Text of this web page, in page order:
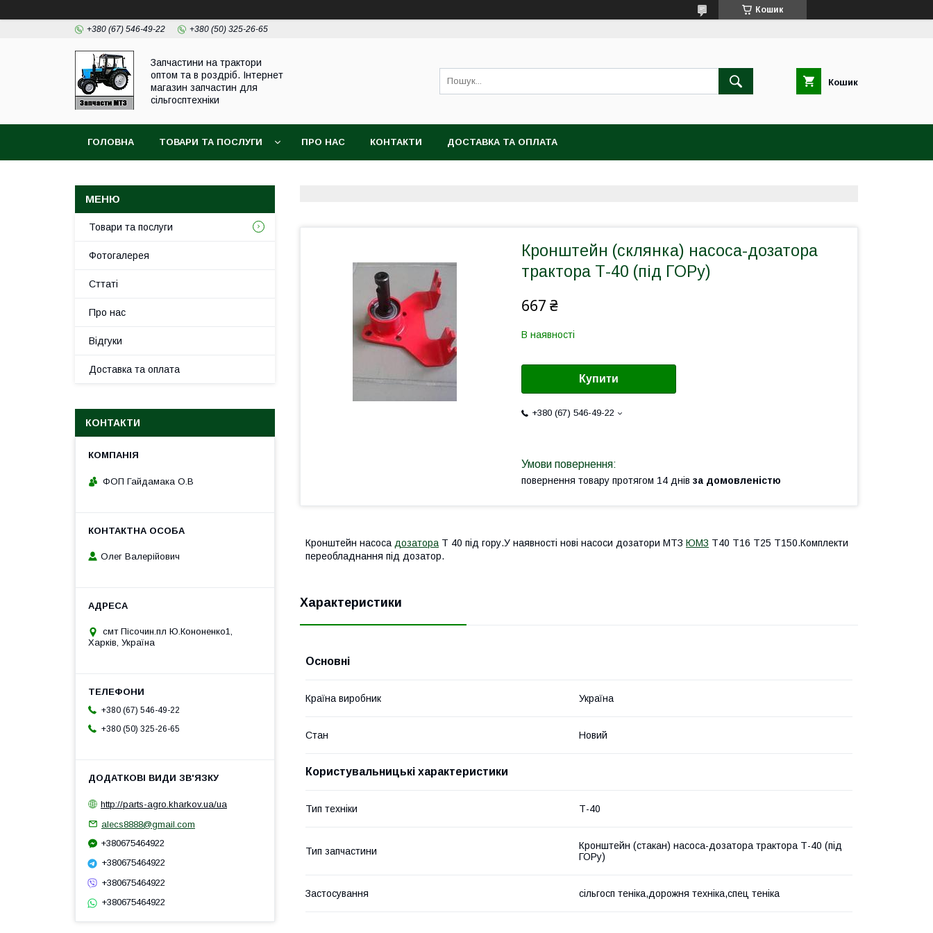
Кошик
+380 (67) 546-49-22 +380 (50) 325-26-65
Запчастини на трактори
оптом та в роздріб. Інтернет
магазин запчастин для
сільгосптехніки
Кошик
ГОЛОВНА ТОВАРИ ТА ПОСЛУГИ ПРО НАС КОНТАКТИ ДОСТАВКА ТА ОПЛАТА
Кронштейн (склянка) насоса-дозатора
трактора Т-40 (під ГОРу)
667 ₴
В наявності
Купити
+380 (67) 546-49-22
повернення товару протягом 14 днів за домовленістю
Кронштейн насоса дозатора Т 40 під гору.У наявності нові насоси дозатори МТЗ ЮМЗ Т40 Т16 Т25 Т150.Комплекти
переобладнання під дозатор.
Характеристики
Основні
Країна виробник Україна
Стан Новий
Користувальницькі характеристики
Тип техніки Т-40
Тип запчастини
Кронштейн (стакан) насоса-дозатора трактора Т-40 (під
ГОРу)
Застосування сільгосп теніка,дорожня техніка,спец теніка
Товари та послуги
Фотогалерея
Сттаті
Про нас
Відгуки
Доставка та оплата
КОНТАКТИ
ФОП Гайдамака О.В
Олег Валерійович
смт Пісочин.пл Ю.Кононенко1,
Харків, Україна
+380 (67) 546-49-22
+380 (50) 325-26-65
http://parts-agro.kharkov.ua/ua
alecs8888@gmail.com
+380675464922
+380675464922
+380675464922
+380675464922